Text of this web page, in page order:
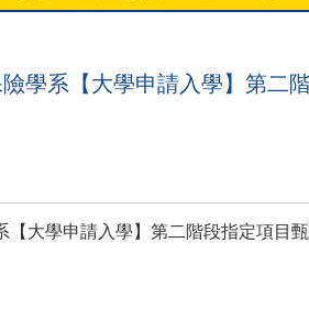
學系【大學申請入學】第二
【大學申請入學】第二階段指定項目